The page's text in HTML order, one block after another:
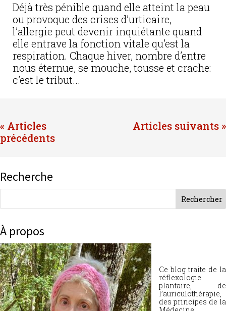
Déjà très pénible quand elle atteint la peau
ou provoque des crises d’urticaire,
l’allergie peut devenir inquiétante quand
elle entrave la fonction vitale qu’est la
respiration. Chaque hiver, nombre d’entre
nous éternue, se mouche, tousse et crache:
c’est le tribut...
« Entrées précédentes Entrées suivantes »
Recherche
À propos
Ce blog traite de la
réflexologie
plantaire, de
l’auriculothérapie,
des principes de la